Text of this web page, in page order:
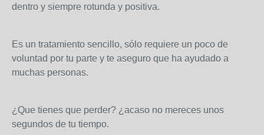
dentro y siempre rotunda y positiva.
Es un tratamiento sencillo, sólo requiere un poco de
voluntad por tu parte y te aseguro que ha ayudado a
muchas personas.
¿Que tienes que perder? ¿acaso no mereces unos
segundos de tu tiempo.